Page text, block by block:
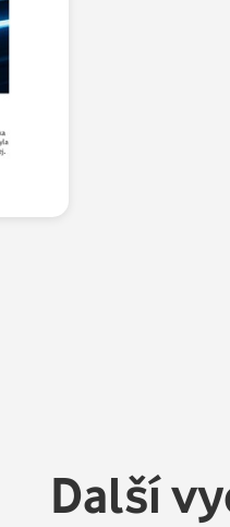
Další